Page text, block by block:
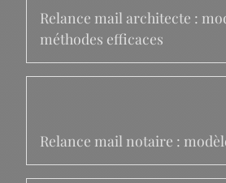
Relance mail architecte :
méthodes efficaces
Relance mail notaire :